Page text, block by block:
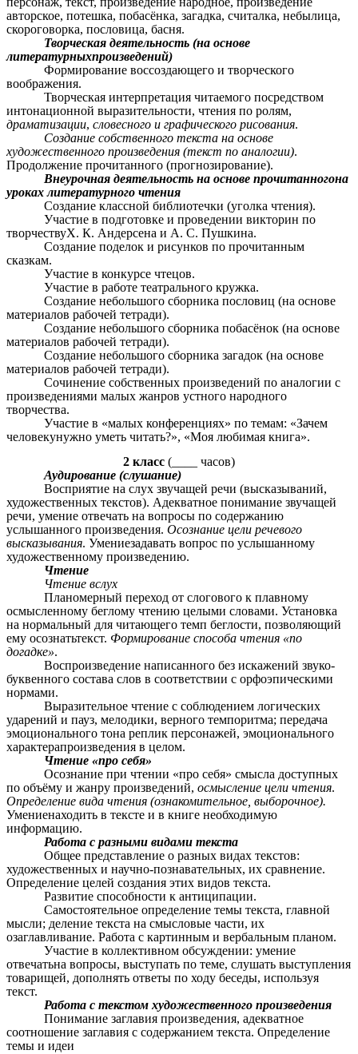
авторское, потешка, побасёнка, загадка, считалка, небылица,
скороговорка, пословица, басня.
Творческая деятельность (на основе
литературныхпроизведений)
Формирование воссоздающего и творческого
воображения.
Творческая интерпретация читаемого посредством
интонационной выразительности, чтения по ролям,
драматизации, словесного и графического рисования.
Создание собственного текста на основе
художественного произведения (текст по аналогии).
Продолжение прочитанного (прогнозирование).
Внеурочная деятельность на основе прочитанногона
уроках литературного чтения
Создание классной библиотечки (уголка чтения).
Участие в подготовке и проведении викторин по
творчествуХ. К. Андерсена и А. С. Пушкина.
Создание поделок и рисунков по прочитанным
сказкам.
Участие в конкурсе чтецов.
Участие в работе театрального кружка.
Создание небольшого сборника пословиц (на основе
материалов рабочей тетради).
Создание небольшого сборника побасёнок (на основе
материалов рабочей тетради).
Создание небольшого сборника загадок (на основе
материалов рабочей тетради).
Сочинение собственных произведений по аналогии с
произведениями малых жанров устного народного
творчества.
Участие в «малых конференциях» по темам: «Зачем
человекунужно уметь читать?», «Моя любимая книга».
2 класс (____ часов)
Аудирование (слушание)
Восприятие на слух звучащей речи (высказываний,
художественных текстов). Адекватное понимание звучащей
речи, умение отвечать на вопросы по содержанию
услышанного произведения. Осознание цели речевого
высказывания. Умениезадавать вопрос по услышанному
художественному произведению.
Чтение
Чтение вслух
Планомерный переход от слогового к плавному
осмысленному беглому чтению целыми словами. Установка
на нормальный для читающего темп беглости, позволяющий
ему осознатьтекст. Формирование способа чтения «по
догадке».
Воспроизведение написанного без искажений звуко-
буквенного состава слов в соответствии с орфоэпическими
нормами.
Выразительное чтение с соблюдением логических
ударений и пауз, мелодики, верного темпоритма; передача
эмоционального тона реплик персонажей, эмоционального
характерапроизведения в целом.
Чтение «про себя»
Осознание при чтении «про себя» смысла доступных
по объёму и жанру произведений, осмысление цели чтения.
Определение вида чтения (ознакомительное, выборочное).
Умениенаходить в тексте и в книге необходимую
информацию.
Работа с разными видами текста
Общее представление о разных видах текстов:
художественных и научно-познавательных, их сравнение.
Определение целей создания этих видов текста.
Развитие способности к антиципации.
Самостоятельное определение темы текста, главной
мысли; деление текста на смысловые части, их
озаглавливание. Работа с картинным и вербальным планом.
Участие в коллективном обсуждении: умение
отвечатьна вопросы, выступать по теме, слушать выступления
товарищей, дополнять ответы по ходу беседы, используя
текст.
Работа с текстом художественного произведения
Понимание заглавия произведения, адекватное
соотношение заглавия с содержанием текста. Определение
темы и идеи